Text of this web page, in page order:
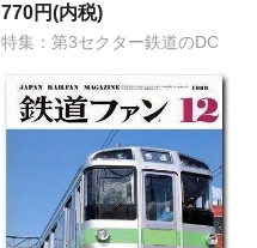
770円(内税)
特集：第3セクター鉄道のDC